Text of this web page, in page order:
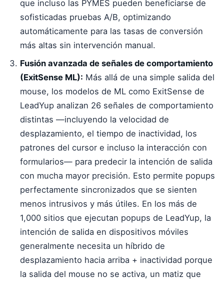
que incluso las PYMES pueden beneficiarse de
sofisticadas pruebas A/B, optimizando
automáticamente para las tasas de conversión
más altas sin intervención manual.
Fusión avanzada de señales de comportamiento
(ExitSense ML): Más allá de una simple salida del
mouse, los modelos de ML como ExitSense de
LeadYup analizan 26 señales de comportamiento
distintas —incluyendo la velocidad de
desplazamiento, el tiempo de inactividad, los
patrones del cursor e incluso la interacción con
formularios— para predecir la intención de salida
con mucha mayor precisión. Esto permite popups
perfectamente sincronizados que se sienten
menos intrusivos y más útiles. En los más de
1,000 sitios que ejecutan popups de LeadYup, la
intención de salida en dispositivos móviles
generalmente necesita un híbrido de
desplazamiento hacia arriba + inactividad porque
la salida del mouse no se activa, un matiz que